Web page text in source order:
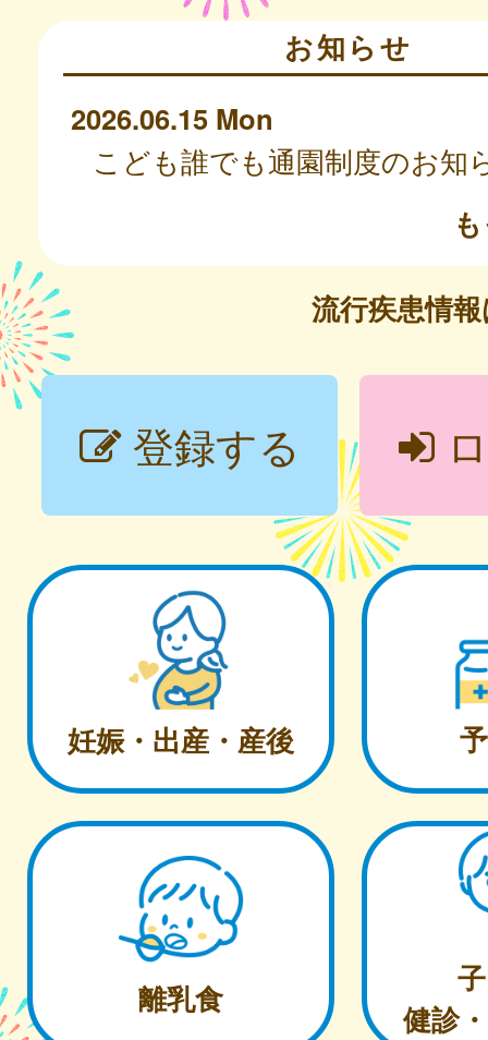
お知らせ
2026.06.15 Mon
こども誰でも通園制度のお知
流行疾患情
登録する
妊娠・出産・産後
離乳食
健診